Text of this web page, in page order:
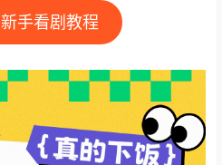
新手看剧教程